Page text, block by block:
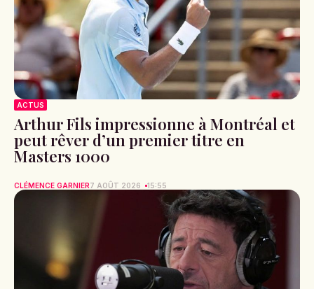
ACTUS
Arthur Fils impressionne à Montréal et
peut rêver d’un premier titre en
Masters 1000
CLÉMENCE GARNIER7 AOÛT 2026 15:55